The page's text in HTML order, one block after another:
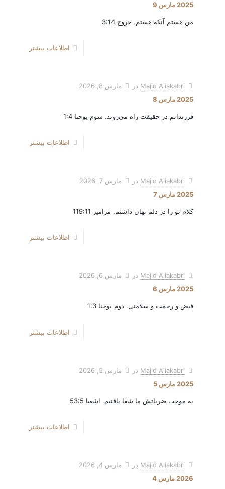
2025 مارس 9
من هستم آنکه هستم. خروج 3:14
اطلاعات بیشتر
Majid Aliakabri در
مارس 8, 2026
2025 مارس 8
فرزندانم در حقیقت راه می‌روند. سوم یوحنا 1:4
اطلاعات بیشتر
Majid Aliakabri در
مارس 7, 2026
2025 مارس 7
کلام تو را در دلم نهان داشتم. مزامیر 119:11
اطلاعات بیشتر
Majid Aliakabri در
مارس 6, 2026
2025 مارس 6
فیض و رحمت و سلامتی. دوم یوحنا 1:3
اطلاعات بیشتر
Majid Aliakabri در
مارس 5, 2026
2025 مارس 5
به موجب ضرباتش ما شفا یافتیم. اشعیا 53:5
اطلاعات بیشتر
Majid Aliakabri در
مارس 4, 2026
2026 مارس 4